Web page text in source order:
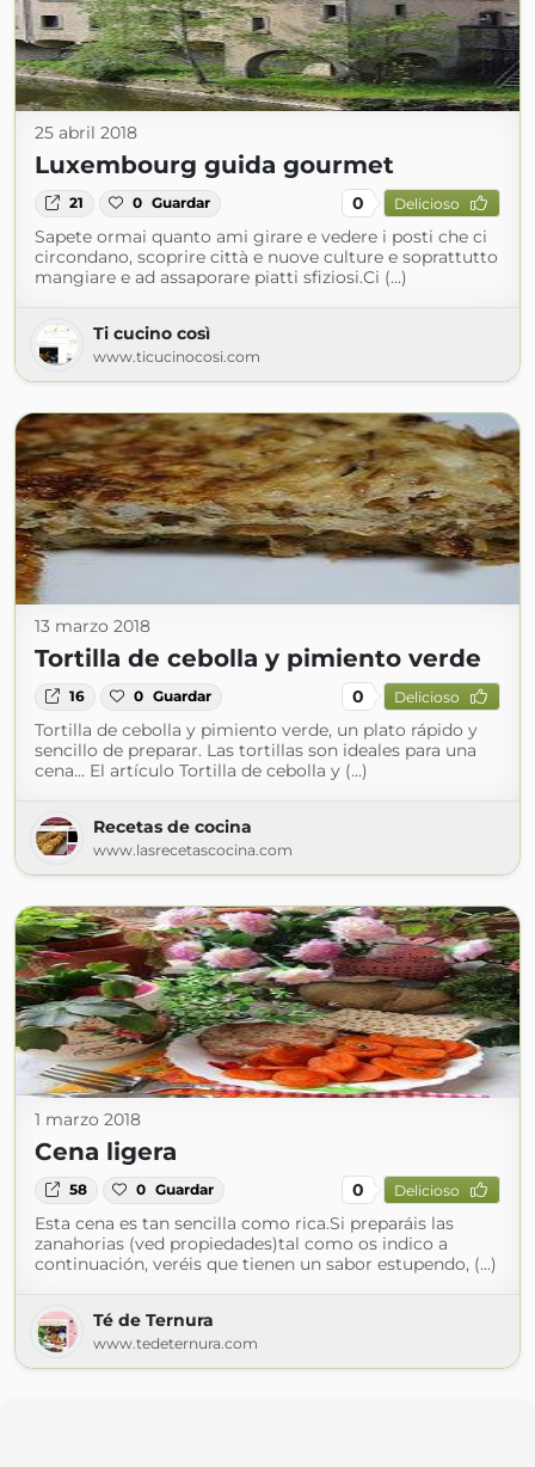
25 abril 2018
Luxembourg guida gourmet
21 0 Guardar 0 Delicioso
Sapete ormai quanto ami girare e vedere i posti che ci
circondano, scoprire città e nuove culture e soprattutto
mangiare e ad assaporare piatti sfiziosi.Ci (...)
Ti cucino così
www.ticucinocosi.com
13 marzo 2018
Tortilla de cebolla y pimiento verde
16 0 Guardar 0 Delicioso
Tortilla de cebolla y pimiento verde, un plato rápido y
sencillo de preparar. Las tortillas son ideales para una
cena... El artículo Tortilla de cebolla y (...)
Recetas de cocina
www.lasrecetascocina.com
1 marzo 2018
Cena ligera
58 0 Guardar 0 Delicioso
Esta cena es tan sencilla como rica.Si preparáis las
zanahorias (ved propiedades)tal como os indico a
continuación, veréis que tienen un sabor estupendo, (...)
Té de Ternura
www.tedeternura.com